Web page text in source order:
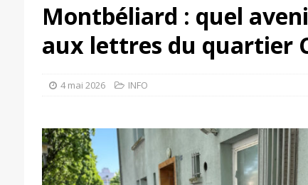
Montbéliard : quel
aux lettres du quartier
4 mai 2026 INFO